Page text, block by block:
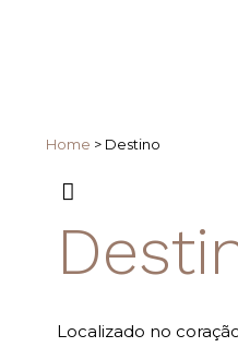
Home > Destino
Localizado no